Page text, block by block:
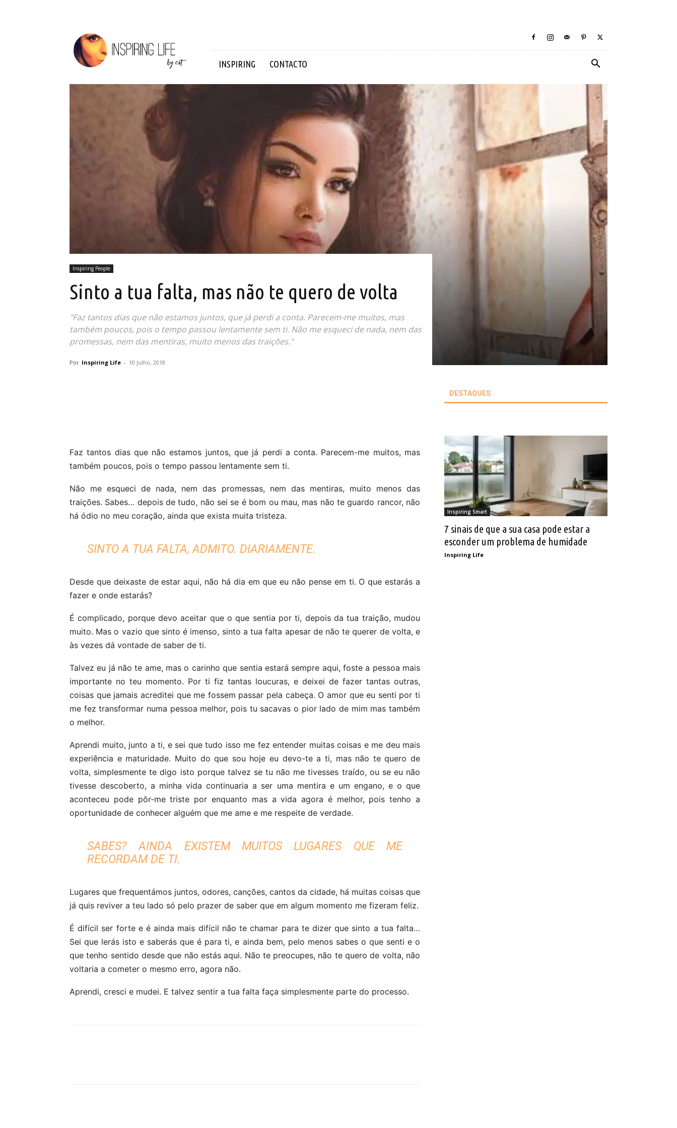
Inspiring
Life
INSPIRING CONTACTO
Inspiring People
Sinto a tua falta, mas não te quero de volta
"Faz tantos dias que não estamos juntos, que já perdi a conta. Parecem-me muitos, mas
também poucos, pois o tempo passou lentamente sem ti. Não me esqueci de nada, nem das
promessas, nem das mentiras, muito menos das traições."
Por Inspiring Life - 10 Julho, 2018
Faz tantos dias que não estamos juntos, que já perdi a conta. Parecem-me muitos, mas
também poucos, pois o tempo passou lentamente sem ti.
Não me esqueci de nada, nem das promessas, nem das mentiras, muito menos das
traições. Sabes… depois de tudo, não sei se é bom ou mau, mas não te guardo rancor, não
há ódio no meu coração, ainda que exista muita tristeza.
SINTO A TUA FALTA, ADMITO. DIARIAMENTE.
Desde que deixaste de estar aqui, não há dia em que eu não pense em ti. O que estarás a
fazer e onde estarás?
É complicado, porque devo aceitar que o que sentia por ti, depois da tua traição, mudou
muito. Mas o vazio que sinto é imenso, sinto a tua falta apesar de não te querer de volta, e
às vezes dá vontade de saber de ti.
Talvez eu já não te ame, mas o carinho que sentia estará sempre aqui, foste a pessoa mais
importante no teu momento. Por ti fiz tantas loucuras, e deixei de fazer tantas outras,
coisas que jamais acreditei que me fossem passar pela cabeça. O amor que eu senti por ti
me fez transformar numa pessoa melhor, pois tu sacavas o pior lado de mim mas também
o melhor.
Aprendi muito, junto a ti, e sei que tudo isso me fez entender muitas coisas e me deu mais
experiência e maturidade. Muito do que sou hoje eu devo-te a ti, mas não te quero de
volta, simplesmente te digo isto porque talvez se tu não me tivesses traído, ou se eu não
tivesse descoberto, a minha vida continuaria a ser uma mentira e um engano, e o que
aconteceu pode pôr-me triste por enquanto mas a vida agora é melhor, pois tenho a
oportunidade de conhecer alguém que me ame e me respeite de verdade.
SABES? AINDA EXISTEM MUITOS LUGARES QUE ME
RECORDAM DE TI.
Lugares que frequentámos juntos, odores, canções, cantos da cidade, há muitas coisas que
já quis reviver a teu lado só pelo prazer de saber que em algum momento me fizeram feliz.
É difícil ser forte e é ainda mais difícil não te chamar para te dizer que sinto a tua falta…
Sei que lerás isto e saberás que é para ti, e ainda bem, pelo menos sabes o que senti e o
que tenho sentido desde que não estás aqui. Não te preocupes, não te quero de volta, não
voltaria a cometer o mesmo erro, agora não.
Aprendi, cresci e mudei. E talvez sentir a tua falta faça simplesmente parte do processo.
DESTAQUES
Inspiring Smart
7 sinais de que a sua casa pode estar a
esconder um problema de humidade
Inspiring Life